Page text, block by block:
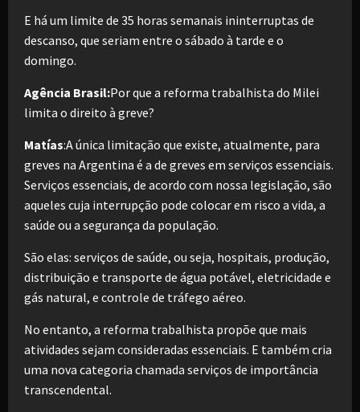
E há um limite de 35 horas semanais ininterruptas de
descanso, que seriam entre o sábado à tarde e o
domingo.
Agência Brasil:Por que a reforma trabalhista do Milei
limita o direito à greve?
Matías:A única limitação que existe, atualmente, para
greves na Argentina é a de greves em serviços essenciais.
Serviços essenciais, de acordo com nossa legislação, são
aqueles cuja interrupção pode colocar em risco a vida, a
saúde ou a segurança da população.
São elas: serviços de saúde, ou seja, hospitais, produção,
distribuição e transporte de água potável, eletricidade e
gás natural, e controle de tráfego aéreo.
No entanto, a reforma trabalhista propõe que mais
atividades sejam consideradas essenciais. E também cria
uma nova categoria chamada serviços de importância
transcendental.